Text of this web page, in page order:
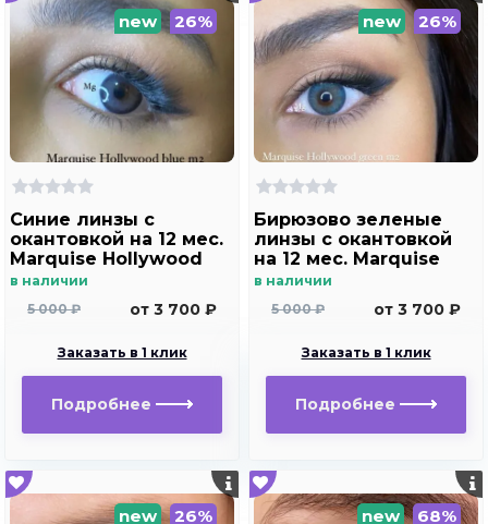
new 26%
Синие линзы c
окантовкой на 12 мес.
Marquise Hollywood
blue m2
в наличии
5 000 ₽
от 3 700 ₽
Заказать в 1 клик
Подробнее
new 26%
Бирюзово зеленые
линзы c окантовкой
на 12 мес. Marquise
Hollywood green m2
в наличии
5 000 ₽
от 3 700 ₽
Заказать в 1 клик
Подробнее
new 26% new 68%